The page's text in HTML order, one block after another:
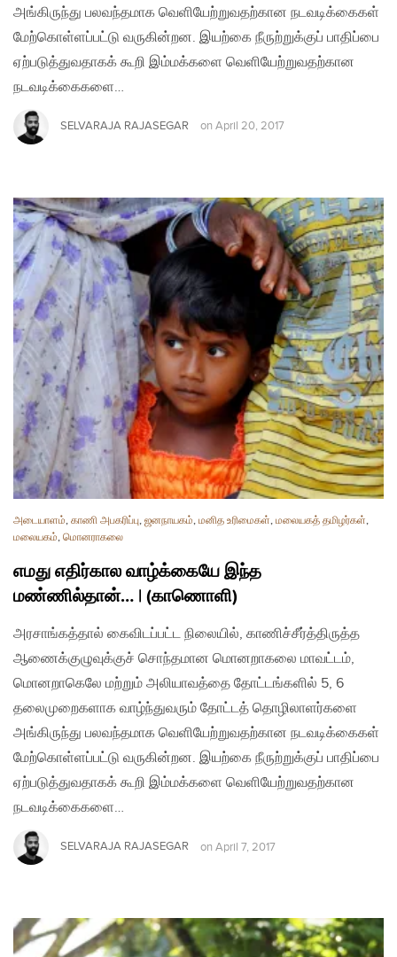
அங்கிருந்து பலவந்தமாக வெளியேற்றுவதற்கான நடவடிக்கைகள்
மேற்கொள்ளப்பட்டு வருகின்றன. இயற்கை நீருற்றுக்குப் பாதிப்பை
ஏற்படுத்துவதாகக் கூறி இம்மக்களை வெளியேற்றுவதற்கான
நடவடிக்கைகளை…
SELVARAJA RAJASEGAR on April 20, 2017
அடையாளம், காணி அபகரிப்பு, ஜனநாயகம், மனித உரிமைகள், மலையகத் தமிழர்கள்,
மலையகம், மொனராகலை
எமது எதிர்கால வாழ்க்கையே இந்த
மண்ணில்தான்… | (காணொளி)
அரசாங்கத்தால் கைவிடப்பட்ட நிலையில், காணிச்சீர்த்திருத்த
ஆணைக்குழுவுக்குச் சொந்தமான மொனறாகலை மாவட்டம்,
மொனறாகெலே மற்றும் அலியாவத்தை தோட்டங்களில் 5, 6
தலைமுறைகளாக வாழ்ந்துவரும் தோட்டத் தொழிலாளர்களை
அங்கிருந்து பலவந்தமாக வெளியேற்றுவதற்கான நடவடிக்கைகள்
மேற்கொள்ளப்பட்டு வருகின்றன. இயற்கை நீருற்றுக்குப் பாதிப்பை
ஏற்படுத்துவதாகக் கூறி இம்மக்களை வெளியேற்றுவதற்கான
நடவடிக்கைகளை…
SELVARAJA RAJASEGAR on April 7, 2017